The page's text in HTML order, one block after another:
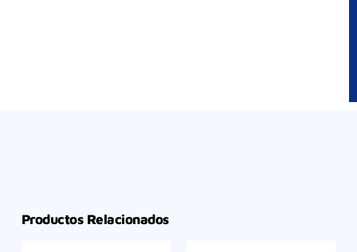
Productos Relacionados